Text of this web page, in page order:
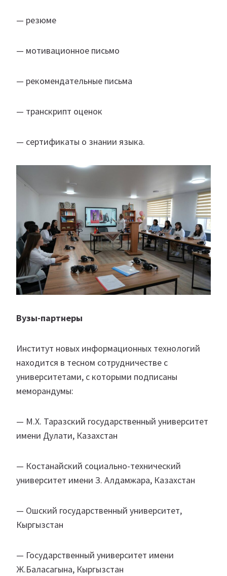
— резюме
— мотивационное письмо
— рекомендательные письма
— транскрипт оценок
— сертификаты о знании языка.
Вузы-партнеры
Институт новых информационных технологий
находится в тесном сотрудничестве с
университетами, с которыми подписаны
меморандумы:
— М.Х. Таразский государственный университет
имени Дулати, Казахстан
— Костанайский социально-технический
университет имени З. Алдамжара, Казахстан
— Ошский государственный университет,
Кыргызстан
— Государственный университет имени
Ж.Баласагына, Кыргызстан